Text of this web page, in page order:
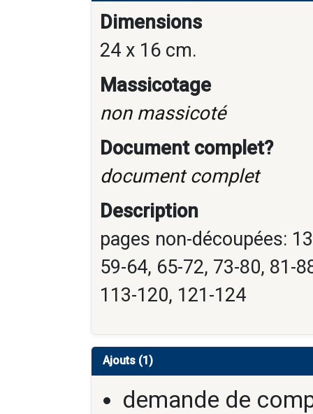
Dimensions
24 x 16 cm.
Massicotage
non massicoté
Document complet?
document complet
Description
pages non-découpées:
59-64, 65-72, 73-80, 81-
113-120, 121-124
Ajouts (1)
demande de